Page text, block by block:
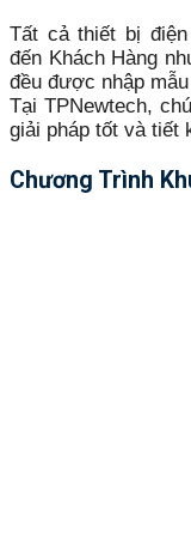
Tất cả thiết bị
đến Khách Hàng
đều được nhập
Tại TPNewtech,
giải pháp tốt và tiết
Chương Trình